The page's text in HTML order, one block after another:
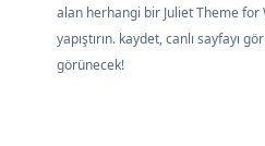
alan herhangi bir Juliet Theme
yapıştırın. kaydet, canlı sayfayı
görünecek!